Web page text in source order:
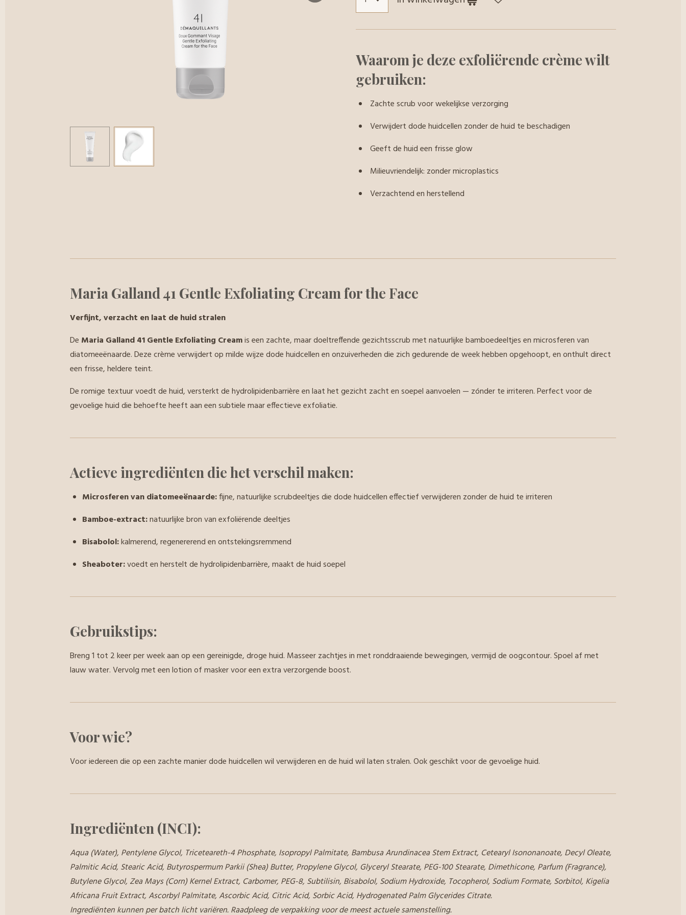
Waarom je deze exfoliërende crème wilt
gebruiken:
Zachte scrub voor wekelijkse verzorging
Verwijdert dode huidcellen zonder de huid te beschadigen
Geeft de huid een frisse glow
Milieuvriendelijk: zonder microplastics
Verzachtend en herstellend
Maria Galland 41 Gentle Exfoliating Cream for the Face
Verfijnt, verzacht en laat de huid stralen
De Maria Galland 41 Gentle Exfoliating Creamis een zachte, maar doeltreffende gezichtsscrub met natuurlijke bamboedeeltjes en microsferen van
diatomeeënaarde. Deze crème verwijdert op milde wijze dode huidcellen en onzuiverheden die zich gedurende de week hebben opgehoopt, en onthult direct
een frisse, heldere teint.
De romige textuur voedt de huid, versterkt de hydrolipidenbarrière en laat het gezicht zacht en soepel aanvoelen — zónder te irriteren. Perfect voor de
gevoelige huid die behoefte heeft aan een subtiele maar effectieve exfoliatie.
Actieve ingrediënten die het verschil maken:
Microsferen van diatomeeënaarde:fijne, natuurlijke scrubdeeltjes die dode huidcellen effectief verwijderen zonder de huid te irriteren
Bamboe-extract:natuurlijke bron van exfoliërende deeltjes
Bisabolol:kalmerend, regenererend en ontstekingsremmend
Sheaboter:voedt en herstelt de hydrolipidenbarrière, maakt de huid soepel
Gebruikstips:
Breng 1 tot 2 keer per week aan op een gereinigde, droge huid. Masseer zachtjes in met ronddraaiende bewegingen, vermijd de oogcontour. Spoel af met
lauw water. Vervolg met een lotion of masker voor een extra verzorgende boost.
Voor wie?
Voor iedereen die op een zachte manier dode huidcellen wil verwijderen en de huid wil laten stralen. Ook geschikt voor de gevoelige huid.
Ingrediënten (INCI):
Aqua (Water), Pentylene Glycol, Triceteareth-4 Phosphate, Isopropyl Palmitate, Bambusa Arundinacea Stem Extract, Cetearyl Isononanoate, Decyl Oleate,
Palmitic Acid, Stearic Acid, Butyrospermum Parkii (Shea) Butter, Propylene Glycol, Glyceryl Stearate, PEG-100 Stearate, Dimethicone, Parfum (Fragrance),
Butylene Glycol, Zea Mays (Corn) Kernel Extract, Carbomer, PEG-8, Subtilisin, Bisabolol, Sodium Hydroxide, Tocopherol, Sodium Formate, Sorbitol, Kigelia
Africana Fruit Extract, Ascorbyl Palmitate, Ascorbic Acid, Citric Acid, Sorbic Acid, Hydrogenated Palm Glycerides Citrate.
Ingrediënten kunnen per batch licht variëren. Raadpleeg de verpakking voor de meest actuele samenstelling.